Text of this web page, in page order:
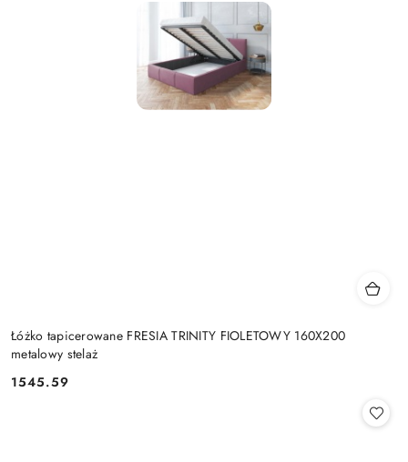
Łóżko tapicerowane FRESIA TRINITY FIOLETOWY 160X200
metalowy stelaż
Cena:
1545.59